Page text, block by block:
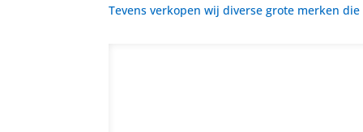
Tevens verkopen wij diverse grote merken